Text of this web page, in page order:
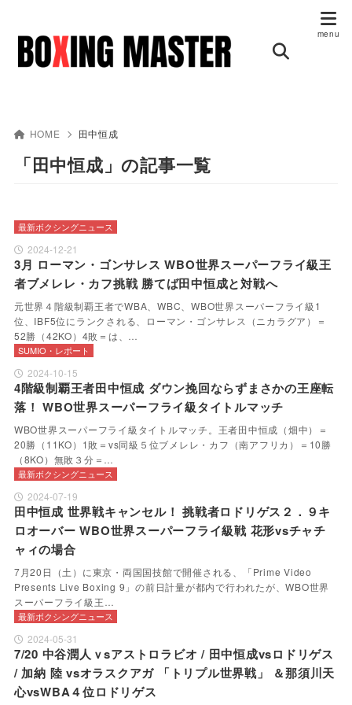
HOME 田中恒成
「田中恒成」の記事一覧
最新ボクシングニュース
2024-12-21
3月 ローマン・ゴンサレス WBO世界スーパーフライ級王
者ブメレレ・カフ挑戦 勝てば田中恒成と対戦へ
元世界４階級制覇王者でWBA、WBC、WBO世界スーパーフライ級1
位、IBF5位にランクされる、ローマン・ゴンサレス（ニカラグア）＝
52勝（42KO）4敗＝は、…
SUMIO・レポート
2024-10-15
4階級制覇王者田中恒成 ダウン挽回ならずまさかの王座転
落！ WBO世界スーパーフライ級タイトルマッチ
WBO世界スーパーフライ級タイトルマッチ。王者田中恒成（畑中）＝
20勝（11KO）1敗＝vs同級５位ブメレレ・カフ（南アフリカ）＝10勝
（8KO）無敗３分＝…
最新ボクシングニュース
2024-07-19
田中恒成 世界戦キャンセル！ 挑戦者ロドリゲス２．９キ
ロオーバー WBO世界スーパーフライ級戦 花形vsチャチ
ャィの場合
7月20日（土）に東京・両国国技館で開催される、「Prime Video
Presents Live Boxing 9」の前日計量が都内で行われたが、WBO世界
スーパーフライ級王…
最新ボクシングニュース
2024-05-31
7/20 中谷潤人ｖsアストロラビオ / 田中恒成vsロドリゲス
/ 加納 陸 vsオラスクアガ 「トリプル世界戦」 ＆那須川天
心vsWBA４位ロドリゲス